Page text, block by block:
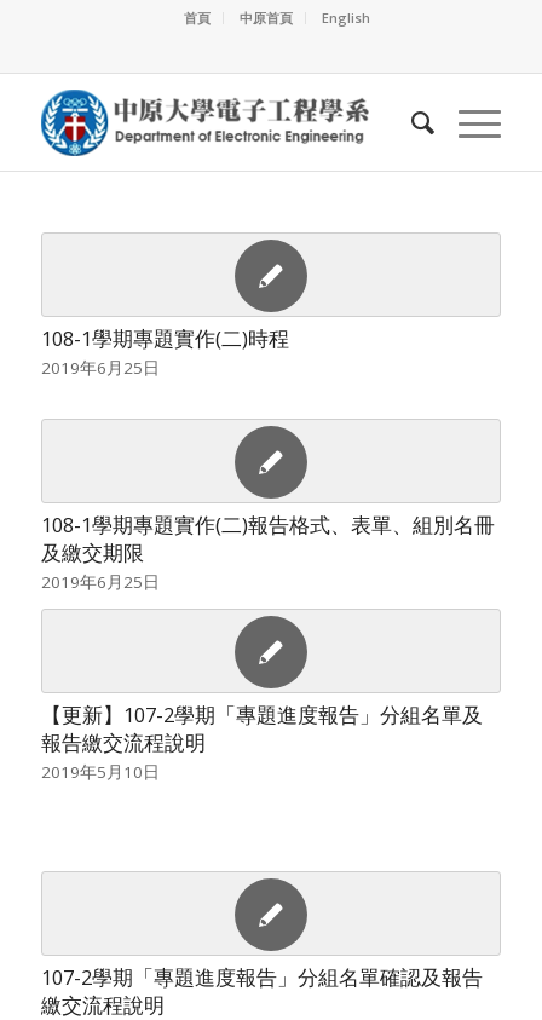
首頁 中原首頁 English
108-1學期專題實作(二)時程
2019年6月25日
108-1學期專題實作(二)報告格式、表單、組別名冊
及繳交期限
2019年6月25日
【更新】107-2學期「專題進度報告」分組名單及
報告繳交流程說明
2019年5月10日
107-2學期「專題進度報告」分組名單確認及報告
繳交流程說明